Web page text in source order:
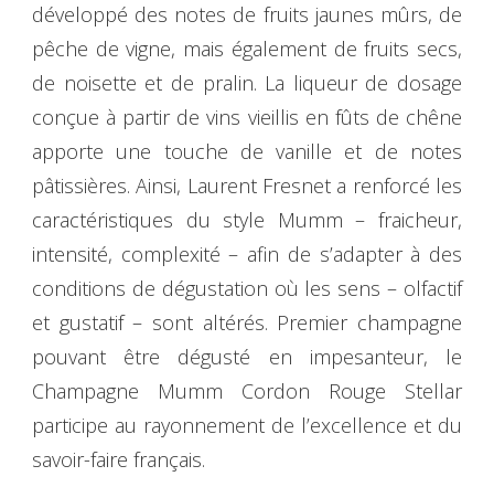
développé des notes de fruits jaunes mûrs, de
pêche de vigne, mais également de fruits secs,
de noisette et de pralin. La liqueur de dosage
conçue à partir de vins vieillis en fûts de chêne
apporte une touche de vanille et de notes
pâtissières. Ainsi, Laurent Fresnet a renforcé les
caractéristiques du style Mumm – fraicheur,
intensité, complexité – afin de s’adapter à des
conditions de dégustation où les sens – olfactif
et gustatif – sont altérés. Premier champagne
pouvant être dégusté en impesanteur, le
Champagne Mumm Cordon Rouge Stellar
participe au rayonnement de l’excellence et du
savoir-faire français.